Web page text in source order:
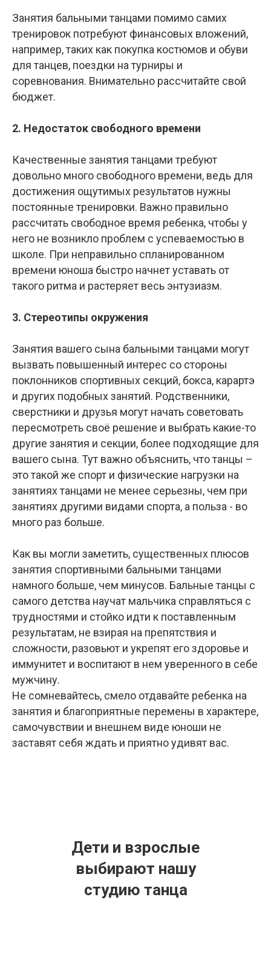
Занятия бальными танцами помимо самих
тренировок потребуют финансовых вложений,
например, таких как покупка костюмов и обуви
для танцев, поездки на турниры и
соревнования. Внимательно рассчитайте свой
бюджет.
2. Недостаток свободного времени
Качественные занятия танцами требуют
довольно много свободного времени, ведь для
достижения ощутимых результатов нужны
постоянные тренировки. Важно правильно
рассчитать свободное время ребенка, чтобы у
него не возникло проблем с успеваемостью в
школе. При неправильно спланированном
времени юноша быстро начнет уставать от
такого ритма и растеряет весь энтузиазм.
3. Стереотипы окружения
Занятия вашего сына бальными танцами могут
вызвать повышенный интерес со стороны
поклонников спортивных секций, бокса, карартэ
и других подобных занятий. Родственники,
сверстники и друзья могут начать советовать
пересмотреть своё решение и выбрать какие-то
другие занятия и секции, более подходящие для
вашего сына. Тут важно объяснить, что танцы –
это такой же спорт и физические нагрузки на
занятиях танцами не менее серьезны, чем при
занятиях другими видами спорта, а польза - во
много раз больше.
Как вы могли заметить, существенных плюсов
занятия спортивными бальными танцами
намного больше, чем минусов. Бальные танцы с
самого детства научат мальчика справляться с
трудностями и стойко идти к поставленным
результатам, не взирая на препятствия и
сложности, разовьют и укрепят его здоровье и
иммунитет и воспитают в нем уверенного в себе
мужчину.
Не сомневайтесь, смело отдавайте ребенка на
занятия и благоприятные перемены в характере,
самочувствии и внешнем виде юноши не
заставят себя ждать и приятно удивят вас.
Дети и взрослые
выбирают нашу
студию танца